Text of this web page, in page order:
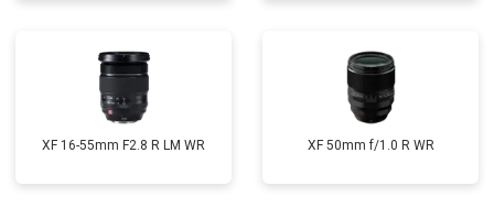
XF 16-55mm F2.8 R LM WR XF 50mm f/1.0 R WR